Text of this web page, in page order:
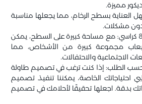
مميزة.
العناية بسطح الرخام، مما يجعلها مناسبة
مشكلات.
قدرة على استيعاب 8 كراسي: مع مساحة كبيرة على السطح، يمكن
مجموعة كبيرة من الأشخاص، مما
الاجتماعية والاحتفالات.
إذا كنت ترغب في تصميم طاولة
الخاصة، يمكننا تنفيذ تصميم
بدقة. اجعلها تحقيقًا لأحلامك في تصميم